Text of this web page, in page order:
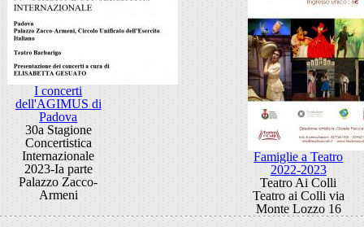
I concerti
dell'AGIMUS di
Padova
30a Stagione
Concertistica
Internazionale
2023-Ia parte
Palazzo Zacco-
Armeni
Famiglie a Teatro
2022-2023
Teatro Ai Colli
Teatro ai Colli via
Monte Lozzo 16